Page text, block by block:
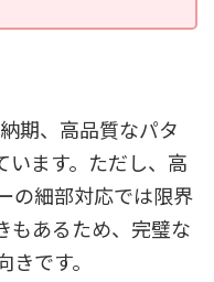
期、高品質なパタ
います。ただし、高
の細部対応では限界
もあるため、完璧な
です。